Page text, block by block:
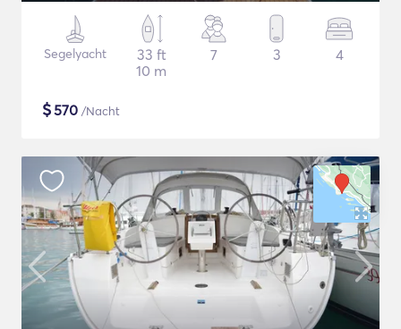
Segelyacht
33 ft
10 m
7 3 4
$570 /Nacht